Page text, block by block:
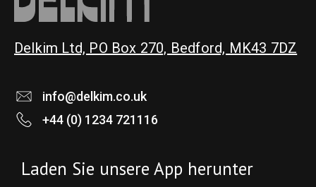
Delkim Ltd, PO Box 270, Bedford, MK43 7DZ
info@delkim.co.uk
+44 (0) 1234 721116
Laden Sie unsere App herunter